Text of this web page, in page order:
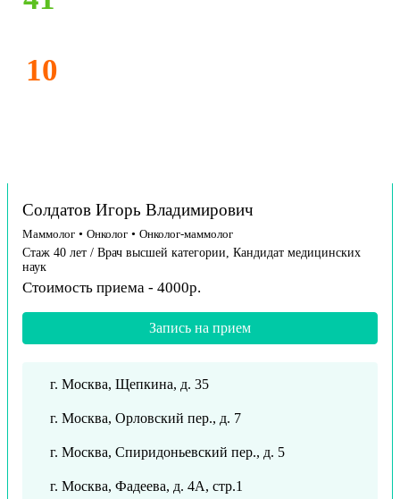
10
Солдатов Игорь Владимирович
Маммолог • Онколог • Онколог-маммолог
Стаж 40 лет / Врач высшей категории, Кандидат медицинских
наук
Стоимость приема - 4000р.
Запись на прием
г. Москва, Щепкина, д. 35
г. Москва, Орловский пер., д. 7
г. Москва, Спиридоньевский пер., д. 5
г. Москва, Фадеева, д. 4А, стр.1